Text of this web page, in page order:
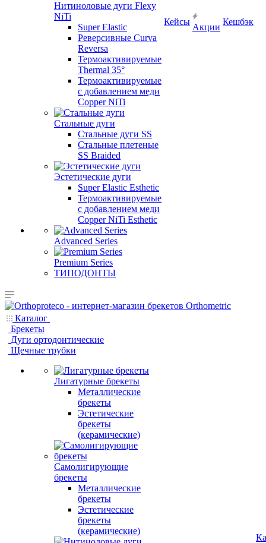
Нитиноловые дуги Flexy
NiTi
Super Elastic
Реверсивные Curva
Reversa
Термоактивируемые
Thermal 35°
Термоактивируемые
с добавлением меди
Copper NiTi
Стальные дуги
Стальные дуги SS
Стальные плетеные
SS Braided
Эстетические дуги
Super Elastic Esthetic
Термоактивируемые
с добавлением меди
Copper NiTi Esthetic
Advanced Series
Premium Series
ТИПОДОНТЫ
Кейсы
Акции
Кешбэк
Каталог
Брекеты
Дуги ортодонтические
Щечные трубки
Лигатурные брекеты
Металлические
брекеты
Эстетические
брекеты
(керамические)
Самолигирующие
брекеты
Металлические
брекеты
Эстетические
брекеты
(керамические)